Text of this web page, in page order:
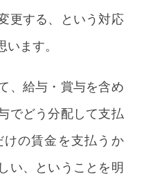
更する、という対応
ます。
、給与・賞与を含め
でどう分配して支払
の賃金を支払うか
い、ということを明